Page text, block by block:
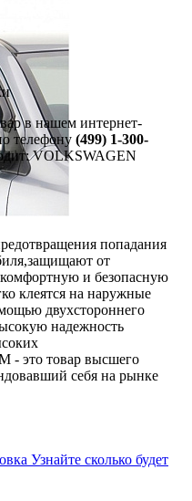
в нашем интернет-
телефону (499) 1-300-
VOLKSWAGEN
попадания
от
и безопасную
клеятся на наружные
двухстороннего
надежность
- это товар высшего
себя на рынке
Узнайте сколько будет